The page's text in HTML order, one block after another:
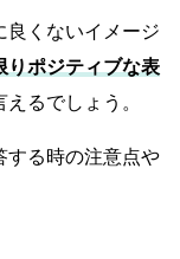
良くないイメージ
りポジティブな表
えるでしょう。
する時の注意点や